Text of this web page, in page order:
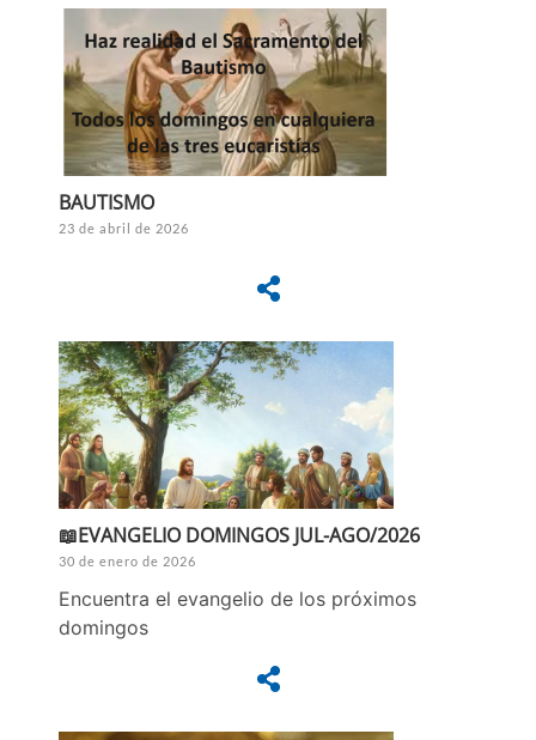
BAUTISMO
23 de abril de 2026
📖EVANGELIO DOMINGOS JUL-AGO/2026
30 de enero de 2026
Encuentra el evangelio de los próximos
domingos